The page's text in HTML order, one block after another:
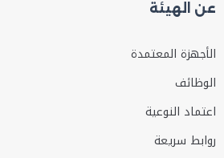
عن الهيئة
الأجهزة المعتمدة
الوظائف
اعتماد النوعية
روابط سريعة